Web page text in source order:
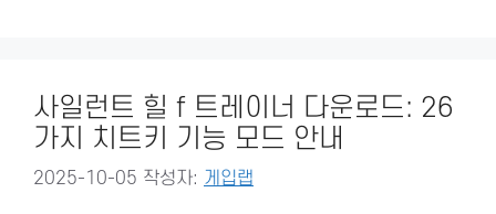
사일런트 힐 f 트레이너 다운로드: 26
가지 치트키 기능 모드 안내
2025-10-05 작성자: 게입랩